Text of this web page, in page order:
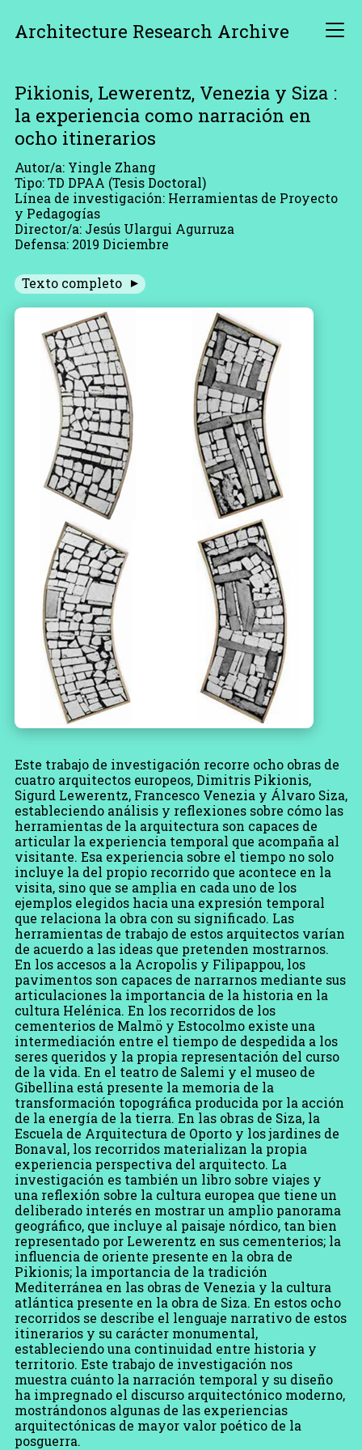
Architecture Research Archive
Pikionis, Lewerentz, Venezia y Siza :
la experiencia como narración en
ocho itinerarios
Autor/a: Yingle Zhang
Tipo: TD DPAA (Tesis Doctoral)
Línea de investigación: Herramientas de Proyecto
y Pedagogías
Director/a: Jesús Ulargui Agurruza
Defensa: 2019 Diciembre
Texto completo
Este trabajo de investigación recorre ocho obras de
cuatro arquitectos europeos, Dimitris Pikionis,
Sigurd Lewerentz, Francesco Venezia y Álvaro Siza,
estableciendo análisis y reflexiones sobre cómo las
herramientas de la arquitectura son capaces de
articular la experiencia temporal que acompaña al
visitante. Esa experiencia sobre el tiempo no solo
incluye la del propio recorrido que acontece en la
visita, sino que se amplia en cada uno de los
ejemplos elegidos hacia una expresión temporal
que relaciona la obra con su significado. Las
herramientas de trabajo de estos arquitectos varían
de acuerdo a las ideas que pretenden mostrarnos.
En los accesos a la Acropolis y Filipappou, los
pavimentos son capaces de narrarnos mediante sus
articulaciones la importancia de la historia en la
cultura Helénica. En los recorridos de los
cementerios de Malmö y Estocolmo existe una
intermediación entre el tiempo de despedida a los
seres queridos y la propia representación del curso
de la vida. En el teatro de Salemi y el museo de
Gibellina está presente la memoria de la
transformación topográfica producida por la acción
de la energía de la tierra. En las obras de Siza, la
Escuela de Arquitectura de Oporto y los jardines de
Bonaval, los recorridos materializan la propia
experiencia perspectiva del arquitecto. La
investigación es también un libro sobre viajes y
una reflexión sobre la cultura europea que tiene un
deliberado interés en mostrar un amplio panorama
geográfico, que incluye al paisaje nórdico, tan bien
representado por Lewerentz en sus cementerios; la
influencia de oriente presente en la obra de
Pikionis; la importancia de la tradición
Mediterránea en las obras de Venezia y la cultura
atlántica presente en la obra de Siza. En estos ocho
recorridos se describe el lenguaje narrativo de estos
itinerarios y su carácter monumental,
estableciendo una continuidad entre historia y
territorio. Este trabajo de investigación nos
muestra cuánto la narración temporal y su diseño
ha impregnado el discurso arquitectónico moderno,
mostrándonos algunas de las experiencias
arquitectónicas de mayor valor poético de la
posguerra.